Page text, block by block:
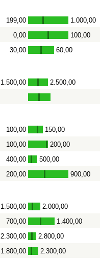
199,00 - 1.000,00
0,00 - 100,00
30,00 - 60,00
1.500,00 - 2.500,00
100,00 - 150,00
100,00 - 200,00
400,00 - 500,00
200,00 - 900,00
1.500,00 - 2.000,00
700,00 - 1.400,00
2.300,00 - 2.800,00
1.800,00 - 2.300,00